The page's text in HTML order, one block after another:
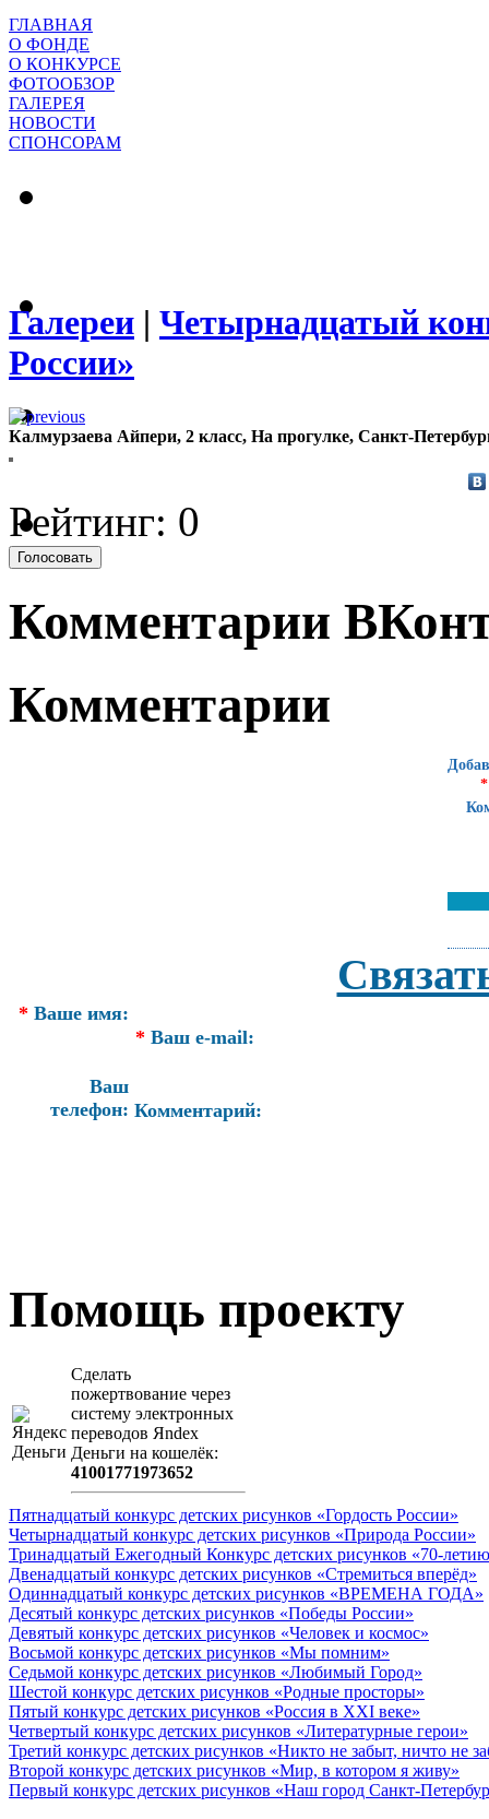
ГЛАВНАЯ
О ФОНДЕ
О КОНКУРСЕ
ФОТООБЗОР
ГАЛЕРЕЯ
НОВОСТИ
СПОНСОРАМ
Галереи | Четырнадцатый
России»
Калмурзаева Айпери, 2 класс, На прогулке, Санкт-
Рейтинг: 0
Комментарии
Комментарии
*
* Ваше имя:
* Ваш e-mail:
Ваш
телефон: Комментарий:
Помощь проекту
Сделать
пожертвование через
систeму элeктронных
пeрeводов Яndex
Деньги на кошeлёк:
41001771973652
Пятнадцатый конкурс детских рисунков «Гордость России»
Четырнадцатый конкурс детских рисунков «Природа России»
Тринадцатый Ежегодный Конкурс детских рисунков «70-
Двенадцатый конкурс детских рисунков «Стремиться вперёд»
Одиннадцатый конкурс детских рисунков «ВРЕМЕНА ГОДА»
Десятый конкурс детских рисунков «Победы России»
Девятый конкурс детских рисунков «Человек и космос»
Восьмой конкурс детских рисунков «Мы помним»
Седьмой конкурс детских рисунков «Любимый Город»
Шестой конкурс детских рисунков «Родные просторы»
Пятый конкурс детских рисунков «Россия в XXI веке»
Четвертый конкурс детских рисунков «Литературные герои»
Третий конкурс детских рисунков «Никто не забыт, ничто не
Второй конкурс детских рисунков «Мир, в котором я живу»
Первый конкурс детских рисунков «Наш город Санкт-